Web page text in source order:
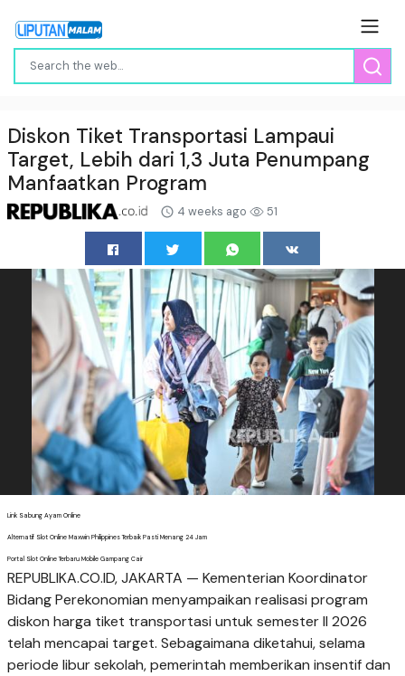
Diskon Tiket Transportasi Lampaui
Target, Lebih dari 1,3 Juta Penumpang
Manfaatkan Program
4 weeks ago 51
Link Sabung Ayam Online
Alternatif Slot Online Maxwin Philippines Terbaik Pasti Menang 24 Jam
Portal Slot Online Terbaru Mobile Gampang Cair
REPUBLIKA.CO.ID, JAKARTA — Kementerian Koordinator
Bidang Perekonomian menyampaikan realisasi program
diskon harga tiket transportasi untuk semester II 2026
telah mencapai target. Sebagaimana diketahui, selama
periode libur sekolah, pemerintah memberikan insentif dan